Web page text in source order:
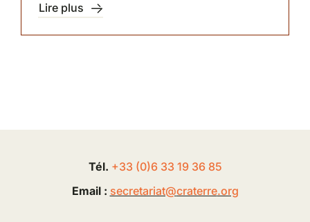
Lire plus
Tél. +33 (0)6 33 19 36 85
Email : secretariat@craterre.org